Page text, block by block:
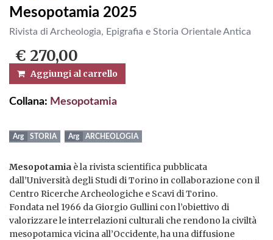
Mesopotamia 2025
Rivista di Archeologia, Epigrafia e Storia Orientale Antica
€ 270,00
Aggiungi al carrello
Collana: Mesopotamia
STORIA ARCHEOLOGIA
Mesopotamia è la rivista scientifica pubblicata
dall’Università degli Studi di Torino in collaborazione con il
Centro Ricerche Archeologiche e Scavi di Torino.
Fondata nel 1966 da Giorgio Gullini con l’obiettivo di
valorizzare le interrelazioni culturali che rendono la civiltà
mesopotamica vicina all’Occidente, ha una diffusione